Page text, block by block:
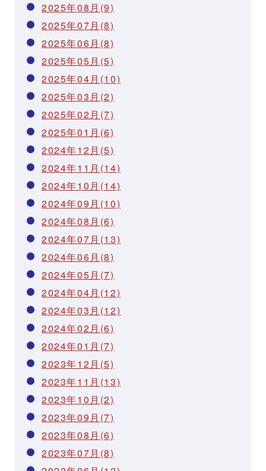
2025年08月(9)
2025年07月(8)
2025年06月(8)
2025年05月(5)
2025年04月(10)
2025年03月(2)
2025年02月(7)
2025年01月(6)
2024年12月(5)
2024年11月(14)
2024年10月(14)
2024年09月(10)
2024年08月(6)
2024年07月(13)
2024年06月(8)
2024年05月(7)
2024年04月(12)
2024年03月(12)
2024年02月(6)
2024年01月(7)
2023年12月(5)
2023年11月(13)
2023年10月(2)
2023年09月(7)
2023年08月(6)
2023年07月(8)